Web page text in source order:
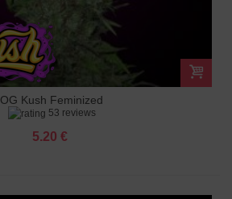
OG Kush Feminized
53 reviews
5.20 €